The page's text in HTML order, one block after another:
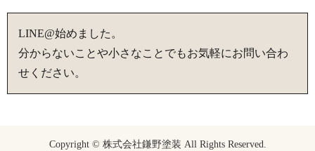
LINE@始めました。
分からないことや小さなことでもお気軽にお問い合わ
せください。
Copyright © 株式会社鎌野塗装 All Rights Reserved.